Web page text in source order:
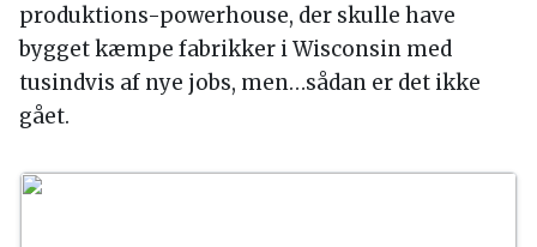
produktions-powerhouse, der skulle have
bygget kæmpe fabrikker i Wisconsin med
tusindvis af nye jobs, men…sådan er det ikke
gået.